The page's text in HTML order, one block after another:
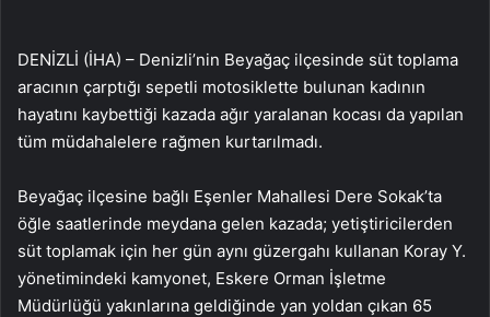
DENİZLİ (İHA) – Denizli’nin Beyağaç ilçesinde süt toplama
aracının çarptığı sepetli motosiklette bulunan kadının
hayatını kaybettiği kazada ağır yaralanan kocası da yapılan
tüm müdahalelere rağmen kurtarılmadı.
Beyağaç ilçesine bağlı Eşenler Mahallesi Dere Sokak’ta
öğle saatlerinde meydana gelen kazada; yetiştiricilerden
süt toplamak için her gün aynı güzergahı kullanan Koray Y.
yönetimindeki kamyonet, Eskere Orman İşletme
Müdürlüğü yakınlarına geldiğinde yan yoldan çıkan 65